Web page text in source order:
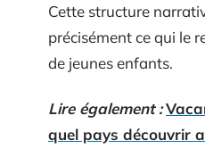
Cette structure
précisément ce qui le
de jeunes enfants.
Lire également :
quel pays découvrir